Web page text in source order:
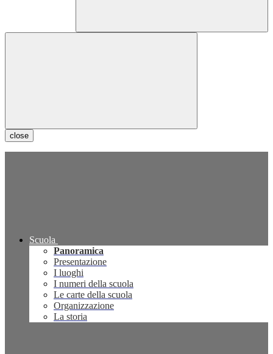
close
Scuola
Panoramica
Presentazione
I luoghi
I numeri della scuola
Le carte della scuola
Organizzazione
La storia